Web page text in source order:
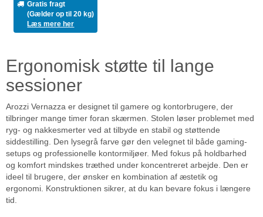
Gratis fragt
(Gælder op til 20 kg)
Læs mere her
Ergonomisk støtte til lange
sessioner
Arozzi Vernazza er designet til gamere og kontorbrugere, der
tilbringer mange timer foran skærmen. Stolen løser problemet med
ryg- og nakkesmerter ved at tilbyde en stabil og støttende
siddestilling. Den lysegrå farve gør den velegnet til både gaming-
setups og professionelle kontormiljøer. Med fokus på holdbarhed
og komfort mindskes træthed under koncentreret arbejde. Den er
ideel til brugere, der ønsker en kombination af æstetik og
ergonomi. Konstruktionen sikrer, at du kan bevare fokus i længere
tid.